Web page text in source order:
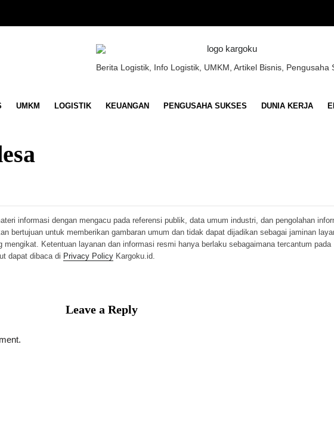
Berita Logistik, Info Logistik, UMKM, Artikel Bisnis, Pengusaha
UMKM LOGISTIK KEUANGAN PENGUSAHA SUKSES DUNIA KERJA
informasi dengan mengacu pada referensi publik, data umum industri, dan pengolahan
bertujuan untuk memberikan gambaran umum dan tidak dapat dijadikan sebagai jaminan
mengikat. Ketentuan layanan dan informasi resmi hanya berlaku sebagaimana tercantum pada
dapat dibaca di Privacy Policy Kargoku.id.
Leave a Reply